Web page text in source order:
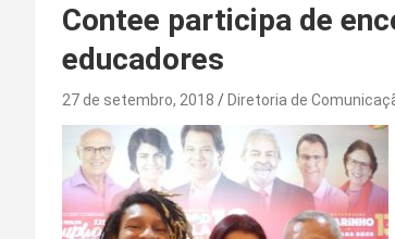
Contee participa de
educadores
27 de setembro, 2018 Diretoria de